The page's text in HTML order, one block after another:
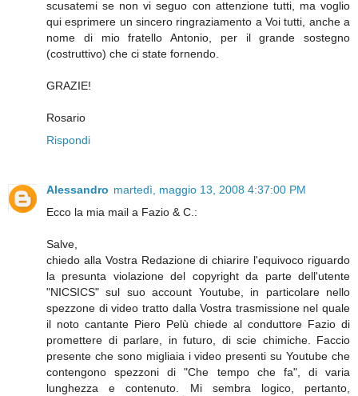
scusatemi se non vi seguo con attenzione tutti, ma voglio
qui esprimere un sincero ringraziamento a Voi tutti, anche a
nome di mio fratello Antonio, per il grande sostegno
(costruttivo) che ci state fornendo.
GRAZIE!
Rosario
Rispondi
Alessandro martedì, maggio 13, 2008 4:37:00 PM
Ecco la mia mail a Fazio & C.:
Salve,
chiedo alla Vostra Redazione di chiarire l'equivoco riguardo
la presunta violazione del copyright da parte dell'utente
"NICSICS" sul suo account Youtube, in particolare nello
spezzone di video tratto dalla Vostra trasmissione nel quale
il noto cantante Piero Pelù chiede al conduttore Fazio di
promettere di parlare, in futuro, di scie chimiche. Faccio
presente che sono migliaia i video presenti su Youtube che
contengono spezzoni di "Che tempo che fa", di varia
lunghezza e contenuto. Mi sembra logico, pertanto,